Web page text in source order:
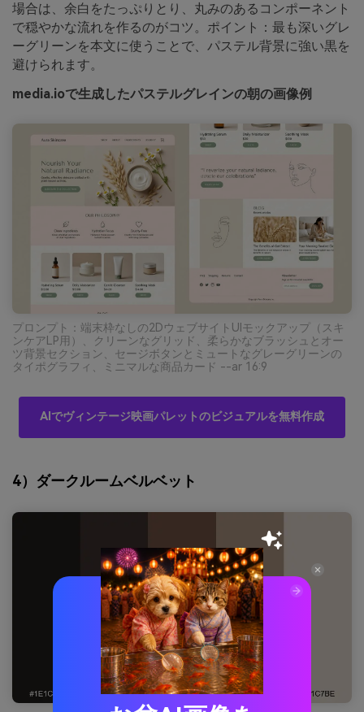
場合は、余白をたっぷりとり、丸みのあるコンポーネント
で穏やかな流れを作るのがコツ。ポイント：最も深いグレ
ーグリーンを本文に使うことで、パステル背景に強い黒を
避けられます。
media.ioで生成したパステルグレインの朝の画像例
プロンプト：端末枠なしの2DウェブサイトUIモックアップ（スキ
ンケアLP用）、クリーンなグリッド、柔らかなブラッシュとオー
ツ背景セクション、セージボタンとミュートなグレーグリーンの
タイポグラフィ、ミニマルな商品カード --ar 16:9
AIでヴィンテージ映画パレットのビジュアルを無料作成
4）ダークルームベルベット